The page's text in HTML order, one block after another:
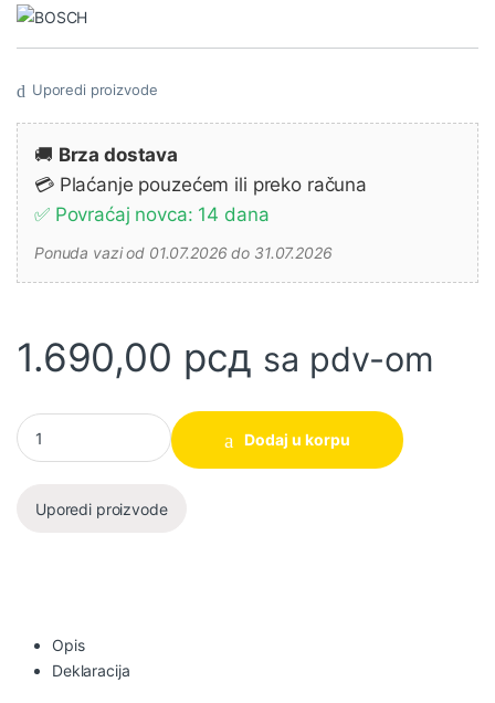
Uporedi proizvode
🚚 Brza dostava
💳 Plaćanje pouzećem ili preko računa
✅ Povraćaj novca: 14 dana
Ponuda vazi od 01.07.2026 do 31.07.2026
1.690,00 рсд sa pdv-om
Glodala za V-kanale 8 mm, D 16 mm, L 15,7 mm, G 45 mm, 90°
Dodaj u korpu
Uporedi proizvode
Opis
Deklaracija